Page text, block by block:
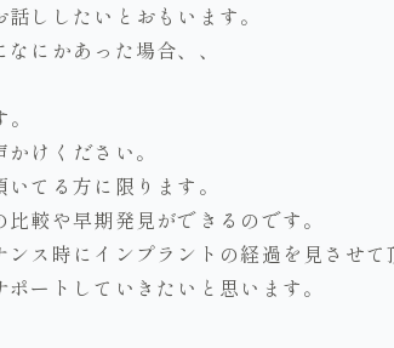
ししたいとおもいます。
にかあった場合、、
けください。
てる方に限ります。
較や早期発見ができるのです。
ス時にインプラントの経過を見させ
ートしていきたいと思います。